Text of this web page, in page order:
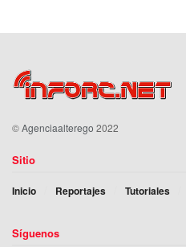
©Agenciaalterego 2022
Sitio
Inicio Reportajes Tutoriales
Síguenos